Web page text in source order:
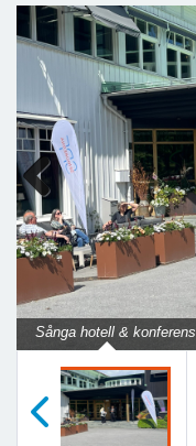
Sånga hotell & konferens
Previous